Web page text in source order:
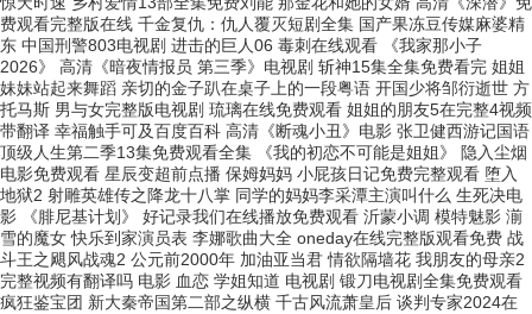
费观看完整版在线 千金复仇：仇人覆灭短剧全集 国产果冻豆传媒麻婆精
东 中国刑警803电视剧 进击的巨人06 毒刺在线观看 《我家那小子
2026》 高清《暗夜情报员 第三季》电视剧 斩神15集全集免费看完 姐姐
妹妹站起来舞蹈 亲切的金子趴在桌子上的一段粤语 开国少将邹衍逝世 方
托马斯 男与女完整版电视剧 琉璃在线免费观看 姐姐的朋友5在完整4视频
带翻译 幸福触手可及百度百科 高清《断魂小丑》电影 张卫健西游记国语
顶级人生第二季13集免费观看全集 《我的初恋不可能是姐姐》 隐入尘烟
电影免费观看 星辰变超前点播 保姆妈妈 小屁孩日记免费完整观看 堕入
地狱2 射雕英雄传之降龙十八掌 同学的妈妈李采潭主演叫什么 生死决电
影 《腓尼基计划》 好记录我们在线播放免费观看 沂蒙小调 模特魅影 湔
雪的魔女 快乐到家演员表 李娜歌曲大全 oneday在线完整版观看免费 战
斗王之飓风战魂2 公元前2000年 加油亚当君 情欲隔墙花 我朋友的母亲2
完整视频有翻译吗 电影 血恋 学姐知道 电视剧 锻刀电视剧全集免费观看
疯狂鉴宝团 新大秦帝国第二部之纵横 千古风流萧皇后 谈判专家2024在